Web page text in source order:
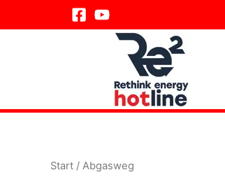
Inhalt
Start / Abgasweg